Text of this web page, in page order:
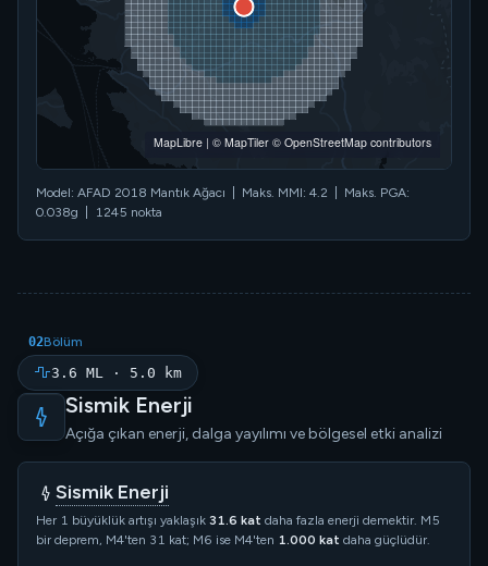
MapLibre | © MapTiler © OpenStreetMap contributors
Model: AFAD 2018 Mantık Ağacı | Maks. MMI: 4.2 | Maks. PGA:
0.038g | 1245 nokta
02Bölüm
3.6 ML · 5.0 km
Sismik Enerji
Açığa çıkan enerji, dalga yayılımı ve bölgesel etki analizi
Sismik Enerji
Her 1 büyüklük artışı yaklaşık 31.6 kat daha fazla enerji demektir. M5
bir deprem, M4'ten 31 kat; M6 ise M4'ten 1.000 kat daha güçlüdür.